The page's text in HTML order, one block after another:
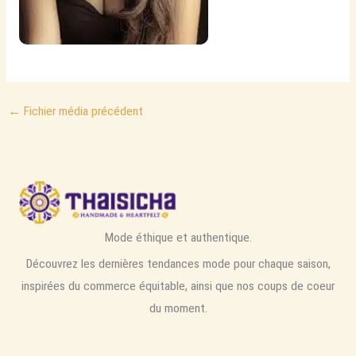
← Fichier média précédent
Mode éthique et authentique.
Découvrez les dernières tendances mode pour chaque saison,
inspirées du commerce équitable, ainsi que nos coups de coeur
du moment.